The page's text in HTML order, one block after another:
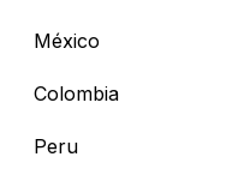
México
Colombia
Peru